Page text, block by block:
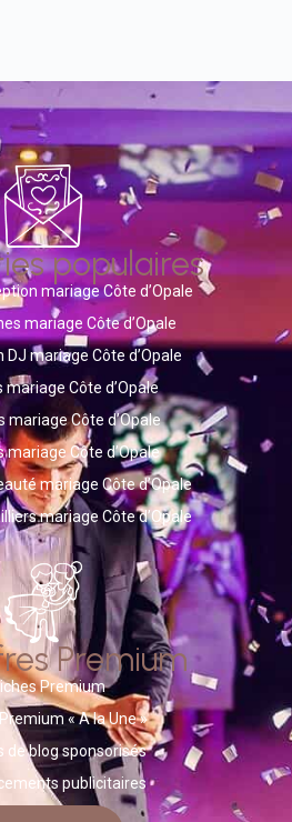
populaires
mariage Côte d’Opale
mariage Côte d’Opale
DJ mariage Côte d’Opale
mariage Côte d’Opale
mariage Côte d’Opale
mariage Côte d’Opale
mariage Côte d’Opale
mariage Côte d’Opale
Premium
Premium
« A la Une »
de blog sponsorisés
publicitaires